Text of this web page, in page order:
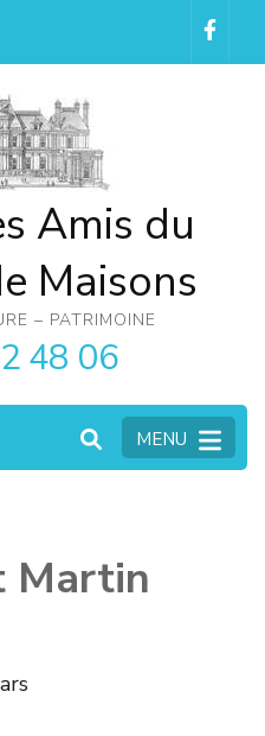
Amis du
Maisons
– PATRIMOINE
48 06
MENU
Martin